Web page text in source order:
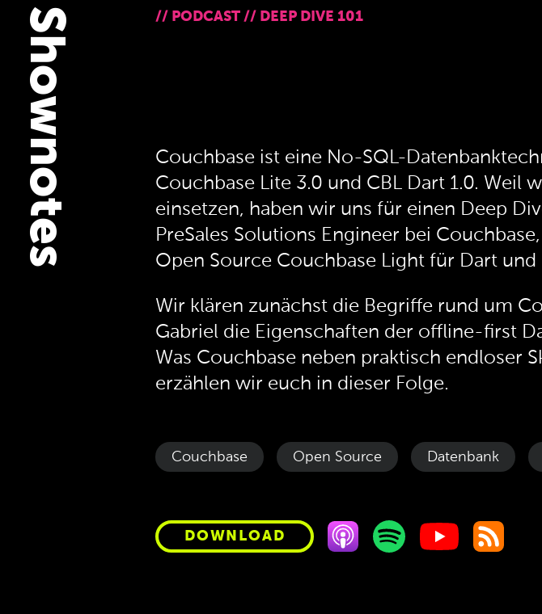
// PODCAST // DEEP DIVE 101
Shownotes
Couchbase ist eine No-SQL-
Couchbase Lite 3.0 und CBL Dart 1.0. Weil
einsetzen, haben wir uns für einen Deep
PreSales Solutions Engineer bei
Open Source Couchbase Light für Dart
Wir klären zunächst die Begriffe rund um
Gabriel die Eigenschaften der offline-first
Was Couchbase neben praktisch endloser
erzählen wir euch in dieser Folge.
Couchbase Open Source Datenbank
DOWNLOAD